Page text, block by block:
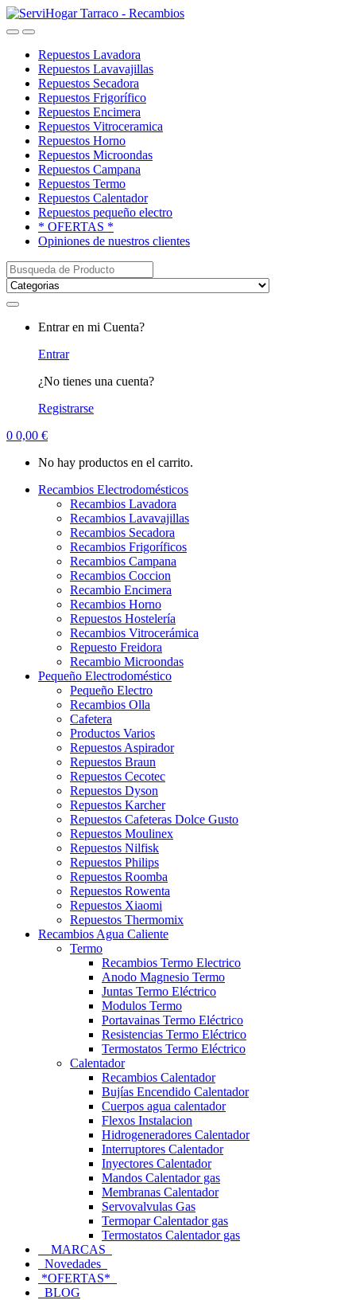
Saltar
a
saltar
al
OpenClose
Repuestos Lavadora
Repuestos Lavavajillas
Repuestos Secadora
Repuestos Frigorífico
Repuestos Encimera
Repuestos Vitroceramica
Repuestos Horno
Repuestos Microondas
Repuestos Campana
Repuestos Termo
Repuestos Calentador
Repuestos pequeño electro
* OFERTAS *
Opiniones de nuestros clientes
Buscar:
Entrar en mi Cuenta?
Entrar
¿No tienes una cuenta?
Registrarse
0 0,00 €
No hay productos en el carrito.
Recambios Electrodomésticos
Recambios Lavadora
Recambios Lavavajillas
Recambios Secadora
Recambios Frigoríficos
Recambios Campana
Recambios Coccion
Recambio Encimera
Recambios Horno
Repuestos Hostelería
Recambios Vitrocerámica
Repuesto Freidora
Recambio Microondas
Pequeño Electrodoméstico
Pequeño Electro
Recambios Olla
Cafetera
Productos Varios
Repuestos Aspirador
Repuestos Braun
Repuestos Cecotec
Repuestos Dyson
Repuestos Karcher
Repuestos Cafeteras Dolce Gusto
Repuestos Moulinex
Repuestos Nilfisk
Repuestos Philips
Repuestos Roomba
Repuestos Rowenta
Repuestos Xiaomi
Repuestos Thermomix
Recambios Agua Caliente
Termo
Recambios Termo Electrico
Anodo Magnesio Termo
Juntas Termo Eléctrico
Modulos Termo
Portavainas Termo Eléctrico
Resistencias Termo Eléctrico
Termostatos Termo Eléctrico
Calentador
Recambios Calentador
Bujías Encendido Calentador
Cuerpos agua calentador
Flexos Instalacion
Hidrogeneradores Calentador
Interruptores Calentador
Inyectores Calentador
Mandos Calentador gas
Membranas Calentador
Servovalvulas Gas
Termopar Calentador gas
Termostatos Calentador gas
MARCAS
Novedades
*OFERTAS*
BLOG